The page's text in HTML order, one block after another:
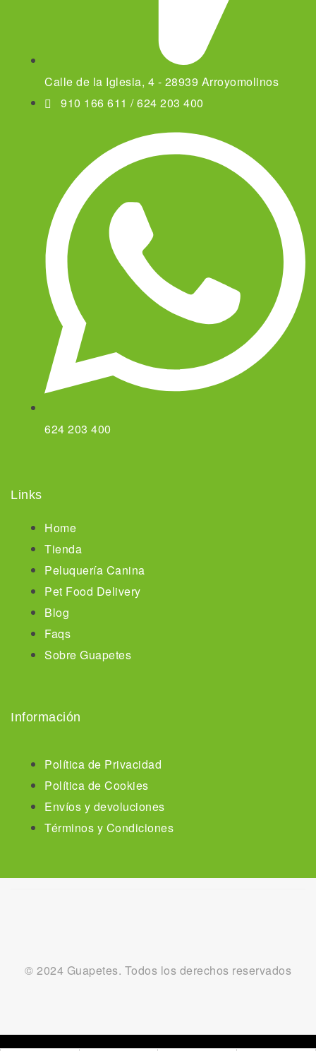
Calle de la Iglesia, 4 - 28939 Arroyomolinos
910 166 611 / 624 203 400
624 203 400
Links
Home
Tienda
Peluquería Canina
Pet Food Delivery
Blog
Faqs
Sobre Guapetes
Información
Política de Privacidad
Política de Cookies
Envíos y devoluciones
Términos y Condiciones
© 2024 Guapetes. Todos los derechos reservados